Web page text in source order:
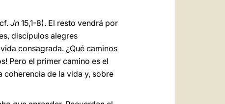
Jn 15,1-8). El resto vendrá por
discípulos alegres
consagrada. ¿Qué caminos
Pero el primer camino es el
de la vida y, sobre